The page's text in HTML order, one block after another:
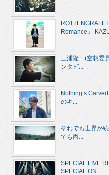
Romance』
三浦隆一(空想委
ンタビ...
Nothing’s
のキ...
それでも世界が
ても尚...
SPECIAL LIVE
SPECIAL ON...